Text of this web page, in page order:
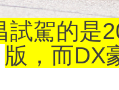
試駕的是
版，而DX